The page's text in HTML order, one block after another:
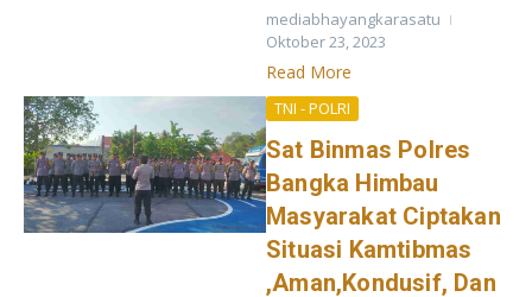
mediabhayangkarasatu
Oktober 23, 2023
Read More
TNI - POLRI
Sat Binmas Polres
Bangka Himbau
Masyarakat Ciptakan
Situasi Kamtibmas
,Aman,Kondusif, Dan